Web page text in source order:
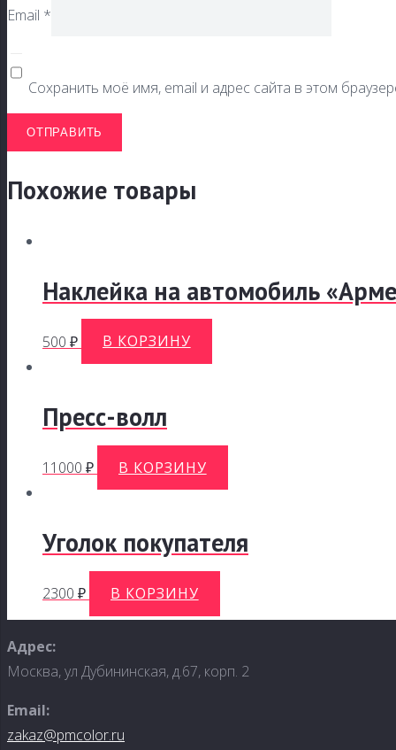
Email *
Сохранить моё имя, email и адрес сайта в этом
Похожие товары
Наклейка на автомобиль
500 ₽ В КОРЗИНУ
Пресс-волл
11000 ₽ В КОРЗИНУ
Уголок покупателя
2300 ₽ В КОРЗИНУ
Адрес:
Москва, ул Дубининская, д.67, корп. 2
Email:
zakaz@pmcolor.ru